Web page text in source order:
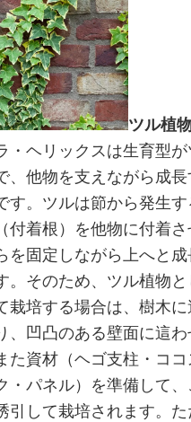
ツル植物
・ヘリックスは生育型が
、他物を支えながら成長
す。ツルは節から発生す
（付着根）を他物に付着さ
を固定しながら上へと成
。そのため、ツル植物と
栽培する場合は、樹木に
、凹凸のある壁面に這わ
た資材（ヘゴ支柱・ココ
・パネル）を準備して
引して栽培されます。